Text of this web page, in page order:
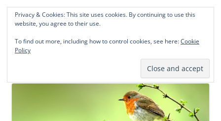
Norddeutsche Genealogien
Michael Kohlhaas und Jens Kirchhoff
springen
Privacy & Cookies: This site uses cookies. By continuing to use this
website, you agree to their use.
To find out more, including how to control cookies, see here:Cookie
Policy